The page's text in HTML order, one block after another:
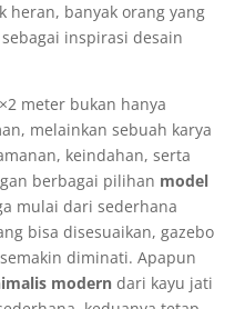
heran, banyak orang yang
sebagai inspirasi desain
meter bukan hanya
melainkan sebuah karya
keindahan, serta
berbagai pilihan model
mulai dari sederhana
bisa disesuaikan, gazebo
diminati. Apapun
modern dari kayu jati